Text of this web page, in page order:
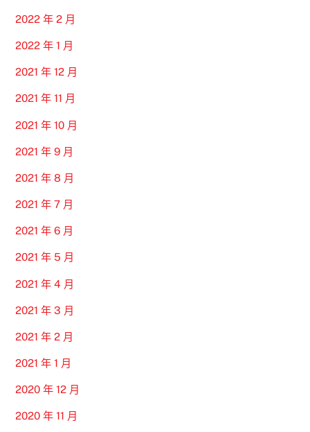
2022 年 2 月
2022 年 1 月
2021 年 12 月
2021 年 11 月
2021 年 10 月
2021 年 9 月
2021 年 8 月
2021 年 7 月
2021 年 6 月
2021 年 5 月
2021 年 4 月
2021 年 3 月
2021 年 2 月
2021 年 1 月
2020 年 12 月
2020 年 11 月